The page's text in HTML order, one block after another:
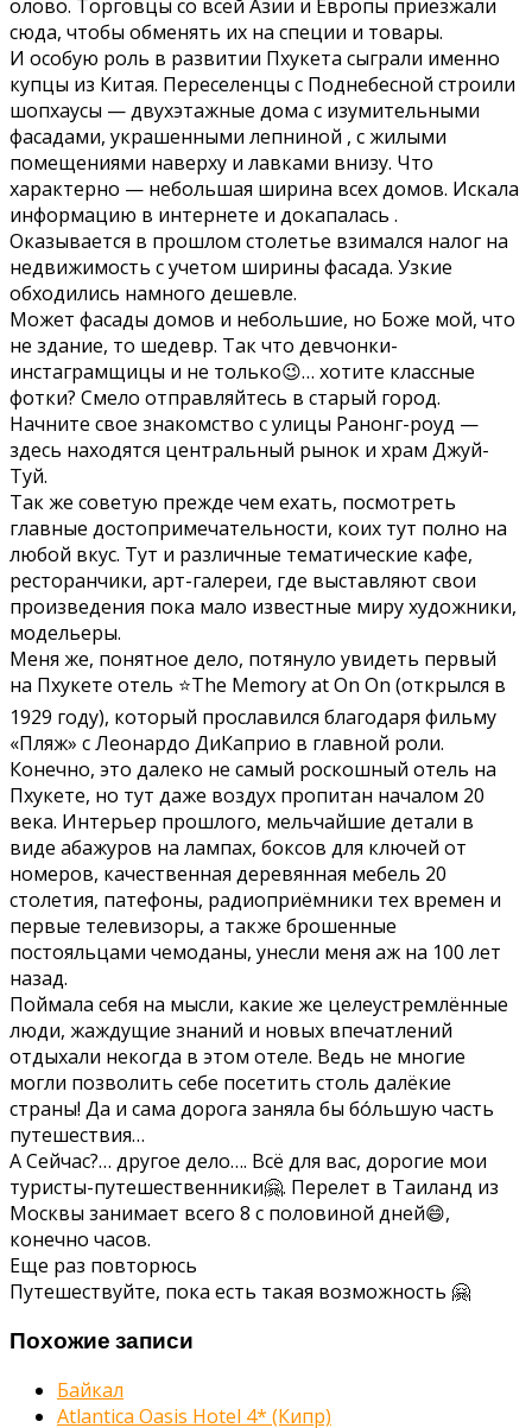
олово. Торговцы со всей Азии и Европы приезжали
сюда, чтобы обменять их на специи и товары.
И особую роль в развитии Пхукета сыграли именно
купцы из Китая. Переселенцы с Поднебесной строили
шопхаусы — двухэтажные дома с изумительными
фасадами, украшенными лепниной , с жилыми
помещениями наверху и лавками внизу. Что
характерно — небольшая ширина всех домов. Искала
информацию в интернете и докапалась .
Оказывается в прошлом столетье взимался налог на
недвижимость с учетом ширины фасада. Узкие
обходились намного дешевле.
Может фасады домов и небольшие, но Боже мой, что
не здание, то шедевр. Так что девчонки-
инстаграмщицы и не только😉… хотите классные
фотки? Смело отправляйтесь в старый город.
Начните свое знакомство с улицы Ранонг-роуд —
здесь находятся центральный рынок и храм Джуй-
Туй.
Так же советую прежде чем ехать, посмотреть
главные достопримечательности, коих тут полно на
любой вкус. Тут и различные тематические кафе,
ресторанчики, арт-галереи, где выставляют свои
произведения пока мало известные миру художники,
модельеры.
Меня же, понятное дело, потянуло увидеть первый
на Пхукете отель ⭐The Memory at On On (открылся в
1929 году), который прославился благодаря фильму
«Пляж» с Леонардо ДиКаприо в главной роли.
Конечно, это далеко не самый роскошный отель на
Пхукете, но тут даже воздух пропитан началом 20
века. Интерьер прошлого, мельчайшие детали в
виде абажуров на лампах, боксов для ключей от
номеров, качественная деревянная мебель 20
столетия, патефоны, радиоприёмники тех времен и
первые телевизоры, а также брошенные
постояльцами чемоданы, унесли меня аж на 100 лет
назад.
Поймала себя на мысли, какие же целеустремлённые
люди, жаждущие знаний и новых впечатлений
отдыхали некогда в этом отеле. Ведь не многие
могли позволить себе посетить столь далёкие
страны! Да и сама дорога заняла бы бо́льшую часть
путешествия…
А Сейчас?… другое дело…. Всё для вас, дорогие мои
туристы-путешественники🤗. Перелет в Таиланд из
Москвы занимает всего 8 с половиной дней😄,
конечно часов.
Еще раз повторюсь
Путешествуйте, пока есть такая возможность 🤗
Похожие записи
Байкал
Atlantica Oasis Hotel 4* (Кипр)